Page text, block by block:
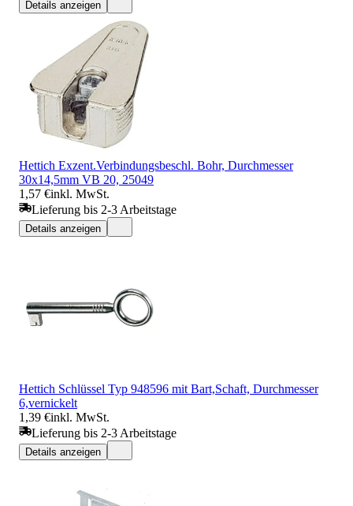
Details anzeigen
Hettich Exzent.Verbindungsbeschl. Bohr, Durchmesser
30x14,5mm VB 20, 25049
1,57 €inkl. MwSt.
Lieferung bis 2-3 Arbeitstage
Details anzeigen
Hettich Schlüssel Typ 948596 mit Bart,Schaft, Durchmesser
6,vernickelt
1,39 €inkl. MwSt.
Lieferung bis 2-3 Arbeitstage
Details anzeigen